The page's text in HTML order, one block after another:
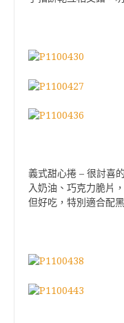
義式甜心捲 – 很討喜
入奶油、巧克力脆片
但好吃，特別適合配